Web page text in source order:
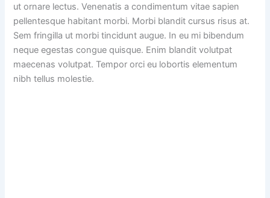
ut ornare lectus. Venenatis a condimentum vitae sapien
pellentesque habitant morbi. Morbi blandit cursus risus at.
Sem fringilla ut morbi tincidunt augue. In eu mi bibendum
neque egestas congue quisque. Enim blandit volutpat
maecenas volutpat. Tempor orci eu lobortis elementum
nibh tellus molestie.